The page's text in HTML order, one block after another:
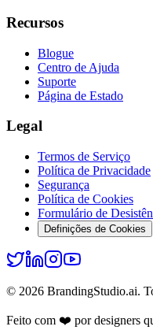
Recursos
Blogue
Centro de Ajuda
Suporte
Página de Estado
Legal
Termos de Serviço
Política de Privacidade
Segurança
Política de Cookies
Formulário de
Definições de Cookies
© 2026 BrandingStudio.ai.
Feito com ❤️ por designers